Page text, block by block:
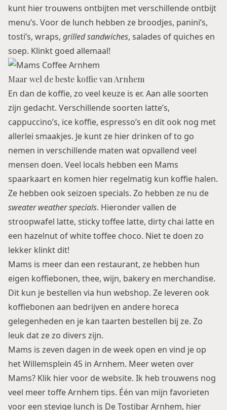
kunt hier trouwens ontbijten met verschillende ontbijt
menu’s. Voor de lunch hebben ze broodjes, panini’s,
tosti’s, wraps, grilled sandwiches, salades of quiches en
soep. Klinkt goed allemaal!
Maar wel de beste koffie van Arnhem
En dan de koffie, zo veel keuze is er. Aan alle soorten
zijn gedacht. Verschillende soorten latte’s,
cappuccino’s, ice koffie, espresso’s en dit ook nog met
allerlei smaakjes. Je kunt ze hier drinken of to go
nemen in verschillende maten wat opvallend veel
mensen doen. Veel locals hebben een Mams
spaarkaart en komen hier regelmatig kun koffie halen.
Ze hebben ook seizoen specials. Zo hebben ze nu de
sweater weather specials. Hieronder vallen de
stroopwafel latte, sticky toffee latte, dirty chai latte en
een hazelnut of white toffee choco. Niet te doen zo
lekker klinkt dit!
Mams is meer dan een restaurant, ze hebben hun
eigen koffiebonen, thee, wijn, bakery en merchandise.
Dit kun je bestellen via hun webshop. Ze leveren ook
koffiebonen aan bedrijven en andere horeca
gelegenheden en je kan taarten bestellen bij ze. Zo
leuk dat ze zo divers zijn.
Mams is zeven dagen in de week open en vind je op
het Willemsplein 45 in Arnhem. Meer weten over
Mams? Klik hiervoor de website. Ik heb trouwens nog
veel meer toffeArnhem tips. Één van mijn favorieten
voor een stevige lunch is De Tostibar Arnhem, hier